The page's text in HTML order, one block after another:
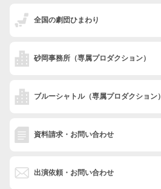
全国の劇団ひまわり
砂岡事務所 （専属プロダクション）
ブルーシャトル（専属プロダクション）
資料請求・お問い合わせ
出演依頼・お問い合わせ